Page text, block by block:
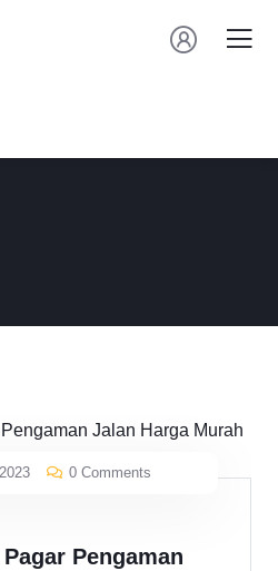
0 Comments
Pengaman